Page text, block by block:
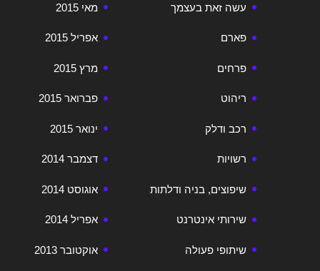
מאי 2015
אפריל 2015
מרץ 2015
פברואר 2015
ינואר 2015
דצמבר 2014
אוגוסט 2014
אפריל 2014
אוקטובר 2013
עשה זאת בעצמך
פארם
פרחים
ריהוט
רכב ודלק
רשויות
שיפוצים, בניה ודלתות
שירותי אינטרנט
שיתופי פעולה